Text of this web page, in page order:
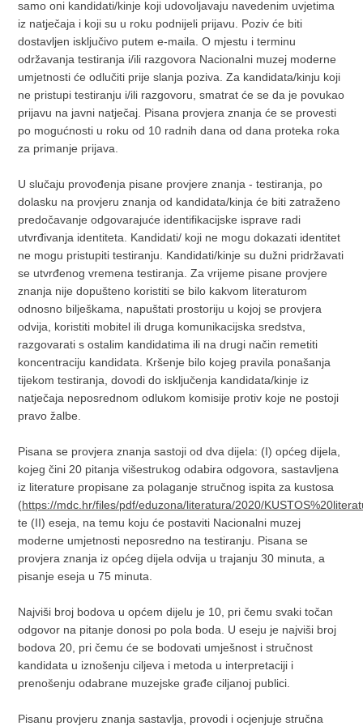
samo oni kandidati/kinje koji udovoljavaju navedenim uvjetima
iz natječaja i koji su u roku podnijeli prijavu. Poziv će biti
dostavljen isključivo putem e-maila. O mjestu i terminu
održavanja testiranja i/ili razgovora Nacionalni muzej moderne
umjetnosti će odlučiti prije slanja poziva. Za kandidata/kinju koji
ne pristupi testiranju i/ili razgovoru, smatrat će se da je povukao
prijavu na javni natječaj. Pisana provjera znanja će se provesti
po mogućnosti u roku od 10 radnih dana od dana proteka roka
za primanje prijava.
U slučaju provođenja pisane provjere znanja - testiranja, po
dolasku na provjeru znanja od kandidata/kinja će biti zatraženo
predočavanje odgovarajuće identifikacijske isprave radi
utvrđivanja identiteta. Kandidati/ koji ne mogu dokazati identitet
ne mogu pristupiti testiranju. Kandidati/kinje su dužni pridržavati
se utvrđenog vremena testiranja. Za vrijeme pisane provjere
znanja nije dopušteno koristiti se bilo kakvom literaturom
odnosno bilješkama, napuštati prostoriju u kojoj se provjera
odvija, koristiti mobitel ili druga komunikacijska sredstva,
razgovarati s ostalim kandidatima ili na drugi način remetiti
koncentraciju kandidata. Kršenje bilo kojeg pravila ponašanja
tijekom testiranja, dovodi do isključenja kandidata/kinje iz
natječaja neposrednom odlukom komisije protiv koje ne postoji
pravo žalbe.
Pisana se provjera znanja sastoji od dva dijela: (I) općeg dijela,
kojeg čini 20 pitanja višestrukog odabira odgovora, sastavljena
iz literature propisane za polaganje stručnog ispita za kustosa
(https://mdc.hr/files/pdf/eduzona/literatura/2020/
te (II) eseja, na temu koju će postaviti Nacionalni muzej
moderne umjetnosti neposredno na testiranju. Pisana se
provjera znanja iz općeg dijela odvija u trajanju 30 minuta, a
pisanje eseja u 75 minuta.
Najviši broj bodova u općem dijelu je 10, pri čemu svaki točan
odgovor na pitanje donosi po pola boda. U eseju je najviši broj
bodova 20, pri čemu će se bodovati umješnost i stručnost
kandidata u iznošenju ciljeva i metoda u interpretaciji i
prenošenju odabrane muzejske građe ciljanoj publici.
Pisanu provjeru znanja sastavlja, provodi i ocjenjuje stručna